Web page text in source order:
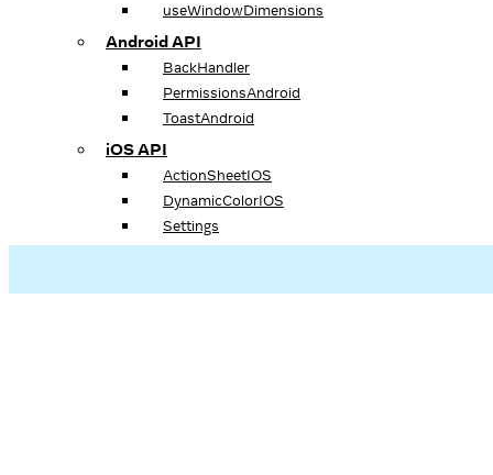
useWindowDimensions
Android API
BackHandler
PermissionsAndroid
ToastAndroid
iOS API
ActionSheetIOS
DynamicColorIOS
Settings